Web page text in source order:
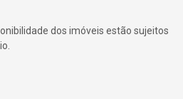
dos imóveis estão sujeitos